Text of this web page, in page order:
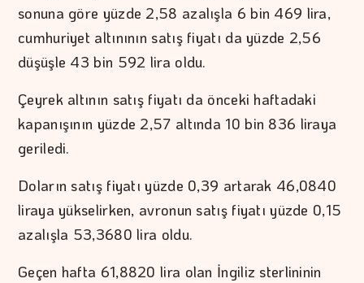
sonuna göre yüzde 2,58 azalışla 6 bin 469 lira,
cumhuriyet altınının satış fiyatı da yüzde 2,56
düşüşle 43 bin 592 lira oldu.
Çeyrek altının satış fiyatı da önceki haftadaki
kapanışının yüzde 2,57 altında 10 bin 836 liraya
geriledi.
Doların satış fiyatı yüzde 0,39 artarak 46,0840
liraya yükselirken, avronun satış fiyatı yüzde 0,15
azalışla 53,3680 lira oldu.
Geçen hafta 61,8820 lira olan İngiliz sterlininin